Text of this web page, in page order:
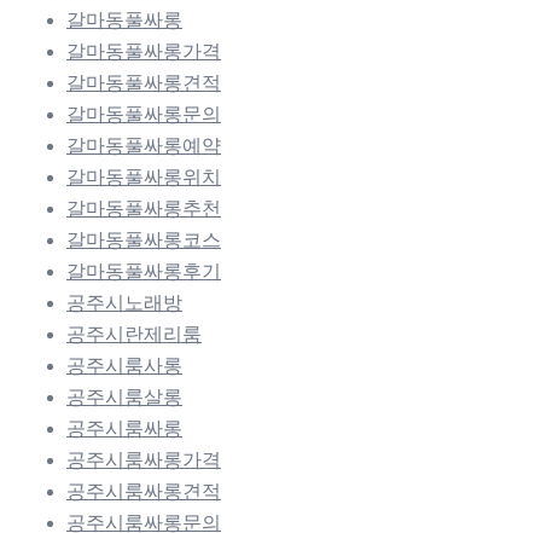
갈마동풀싸롱
갈마동풀싸롱가격
갈마동풀싸롱견적
갈마동풀싸롱문의
갈마동풀싸롱예약
갈마동풀싸롱위치
갈마동풀싸롱추천
갈마동풀싸롱코스
갈마동풀싸롱후기
공주시노래방
공주시란제리룸
공주시룸사롱
공주시룸살롱
공주시룸싸롱
공주시룸싸롱가격
공주시룸싸롱견적
공주시룸싸롱문의